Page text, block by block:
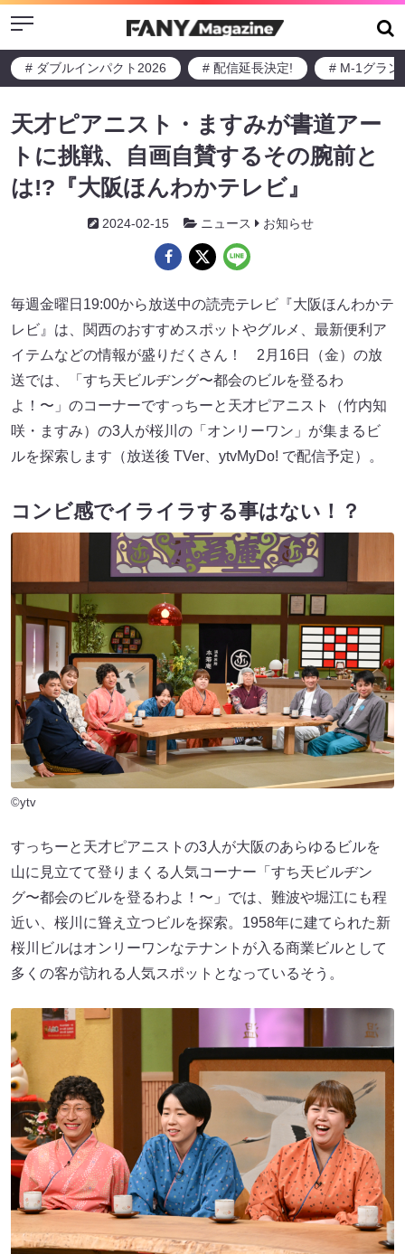
Menu
# ダブルインパクト2026 # 配信延長決定! # M-1グラン
天才ピアニスト・ますみが書道アー
トに挑戦、自画自賛するその腕前と
は!?『大阪ほんわかテレビ』
2024-02-15 ニュース お知らせ
毎週金曜日19:00から放送中の読売テレビ『大阪ほんわかテ
レビ』は、関西のおすすめスポットやグルメ、最新便利ア
イテムなどの情報が盛りだくさん！ 2月16日（金）の放
送では、「すち天ビルヂング〜都会のビルを登るわ
よ！〜」のコーナーですっちーと天才ピアニスト（竹内知
咲・ますみ）の3人が桜川の「オンリーワン」が集まるビ
ルを探索します（放送後 TVer、ytvMyDo! で配信予定）。
コンビ感でイライラする事はない！？
©ytv
すっちーと天才ピアニストの3人が大阪のあらゆるビルを
山に見立てて登りまくる人気コーナー「すち天ビルヂン
グ〜都会のビルを登るわよ！〜」では、難波や堀江にも程
近い、桜川に聳え立つビルを探索。1958年に建てられた新
桜川ビルはオンリーワンなテナントが入る商業ビルとして
多くの客が訪れる人気スポットとなっているそう。